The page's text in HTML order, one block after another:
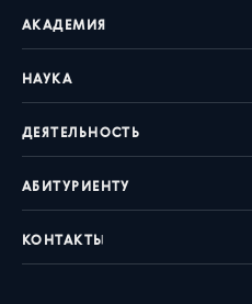
АКАДЕМИЯ
НАУКА
ДЕЯТЕЛЬНОСТЬ
АБИТУРИЕНТУ
КОНТАКТЫ